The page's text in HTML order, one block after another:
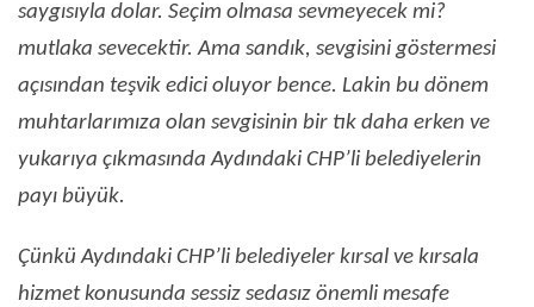
saygısıyla dolar. Seçim olmasa sevmeyecek mi?
mutlaka sevecektir. Ama sandık, sevgisini göstermesi
açısından teşvik edici oluyor bence. Lakin bu dönem
muhtarlarımıza olan sevgisinin bir tık daha erken ve
yukarıya çıkmasında Aydındaki CHP’li belediyelerin
payı büyük.
Çünkü Aydındaki CHP’li belediyeler kırsal ve kırsala
hizmet konusunda sessiz sedasız önemli mesafe